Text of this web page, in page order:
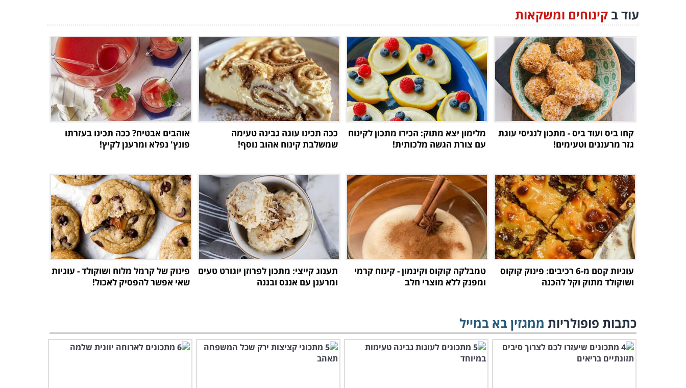
עוד ב קינוחים ומשקאות
קחו ביס ועוד ביס - מתכון לנגיסי עוגת
גזר מרעננים וטעימים!
מלימון יצא מתוק: הכירו מתכון לקינוח
עם צורת הגשה מלכותית!
ככה תכינו עוגה גבינה טעימה
שמשלבת קינוח אהוב נוסף!
אוהבים אבטיח? ככה תכינו בעזרתו
פונץ' נפלא ומרענן לקיץ!
עוגיות קסם מ-6 רכיבים: פינוק קוקוס
ושוקולד מתוק וקל להכנה
טמבלקה קוקוס וקינמון - קינוח קרמי
ומפנק ללא מוצרי חלב
תענוג קייצי: מתכון לפרוזן יוגורט טעים
ומרענן עם אננס ובננה
פינוק של קרמל מלוח ושוקולד - עוגיות
שאי אפשר להפסיק לאכול!
כתבות פופולריות ממגזין בא במייל